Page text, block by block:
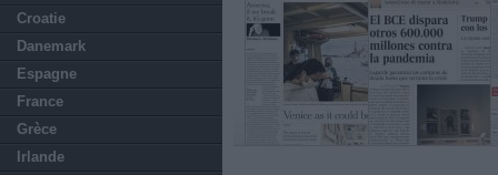
Croatie
Danemark
Espagne
France
Grèce
Irlande